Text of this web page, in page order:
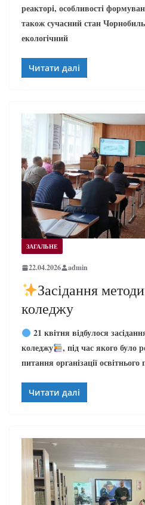
реакторі, особливості
також сучасний стан
екологічний
Читати далі
ЗАГАЛЬНЕ
22.04.2026 admin
Засідання
коледжу
21 квітня відбулося
коледжу
, під час якого було
питання організації
Читати далі